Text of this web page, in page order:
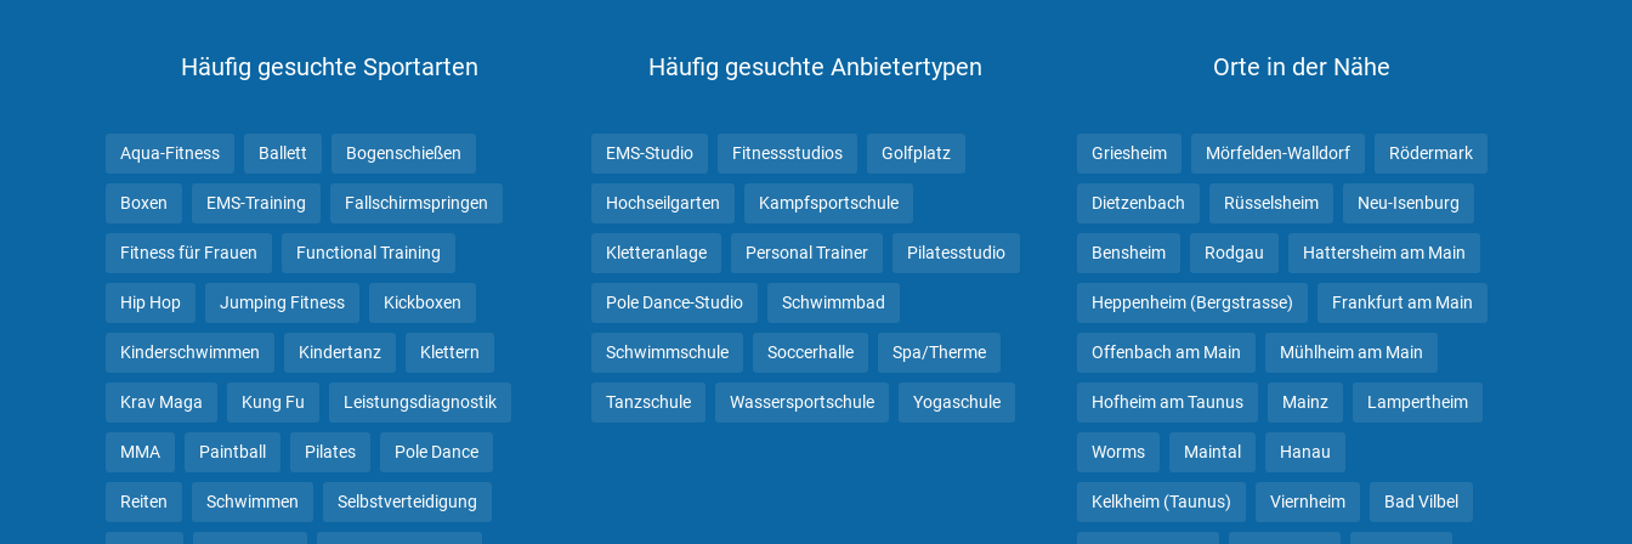
Häufig gesuchte Sportarten
Aqua-Fitness Ballett Bogenschießen
Boxen EMS-Training Fallschirmspringen
Fitness für Frauen Functional Training
Hip Hop Jumping Fitness Kickboxen
Kinderschwimmen Kindertanz Klettern
Krav Maga Kung Fu Leistungsdiagnostik
MMA Paintball Pilates Pole Dance
Reiten Schwimmen Selbstverteidigung
Häufig gesuchte Anbietertypen
EMS-Studio Fitnessstudios Golfplatz
Hochseilgarten Kampfsportschule
Kletteranlage Personal Trainer Pilatesstudio
Pole Dance-Studio Schwimmbad
Schwimmschule Soccerhalle Spa/Therme
Tanzschule Wassersportschule Yogaschule
Orte in der Nähe
Griesheim Mörfelden-Walldorf Rödermark
Dietzenbach Rüsselsheim Neu-Isenburg
Bensheim Rodgau Hattersheim am Main
Heppenheim (Bergstrasse) Frankfurt am Main
Offenbach am Main Mühlheim am Main
Hofheim am Taunus Mainz Lampertheim
Worms Maintal Hanau
Kelkheim (Taunus) Viernheim Bad Vilbel